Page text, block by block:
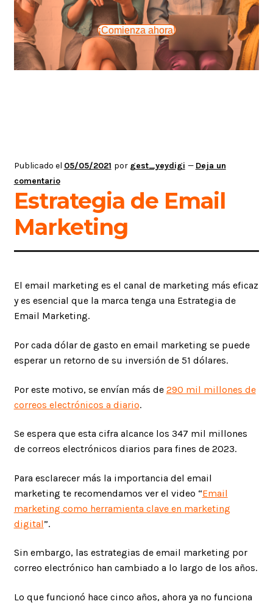
¡Comienza ahora!
Publicado el 05/05/2021 por gest_yeydigi — Deja un
comentario
Estrategia de Email
Marketing
El email marketing es el canal de marketing más eficaz
y es esencial que la marca tenga una Estrategia de
Email Marketing.
Por cada dólar de gasto en email marketing se puede
esperar un retorno de su inversión de 51 dólares.
Por este motivo, se envían más de 290 mil millones de
correos electrónicos a diario.
Se espera que esta cifra alcance los 347 mil millones
de correos electrónicos diarios para fines de 2023.
Para esclarecer más la importancia del email
marketing te recomendamos ver el video “Email
marketing como herramienta clave en marketing
digital”.
Sin embargo, las estrategias de email marketing por
correo electrónico han cambiado a lo largo de los años.
Lo que funcionó hace cinco años, ahora ya no funciona